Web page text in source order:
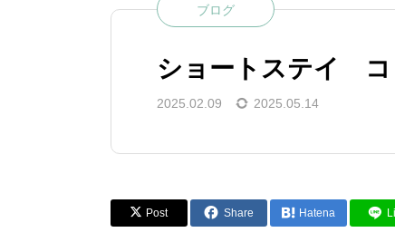
ブログ
ショートステイ コ
2025.02.09 2025.05.14
Post Share Hatena